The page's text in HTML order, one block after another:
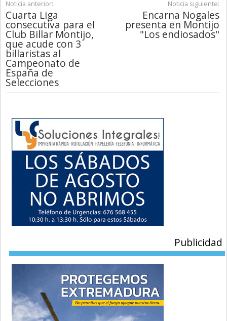
Noticia anterior:
Cuarta Liga
consecutiva para el
Club Billar Montijo,
que acude con 3
billaristas al
Campeonato de
España de
Selecciones
Noticia siguiente:
Encarna Nogales
presenta en Montijo
"Los endiosados"
Publicidad